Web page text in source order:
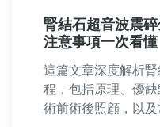
腎結石超音波震碎
注意事項一次看懂
這篇文章深度解析
程，包括原理、優缺
術前術後照顧，以